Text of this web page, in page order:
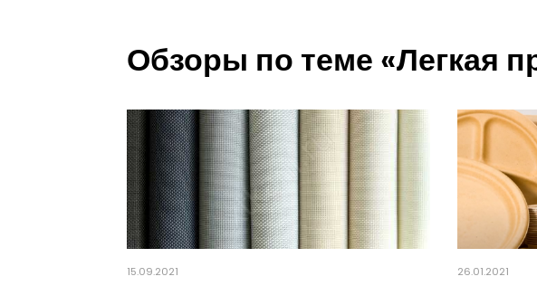
Обзоры по теме «Легкая
15.09.2021 26.01.2021